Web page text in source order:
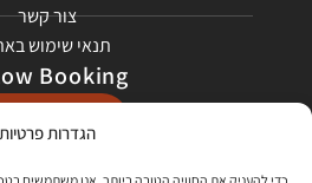
הגדרות פרטיות
צור קשר
תנאי שימוש
Booking